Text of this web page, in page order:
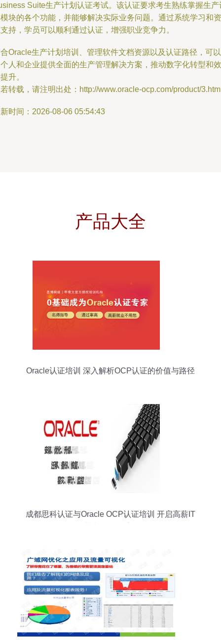
Suite生产计划认证考试。该认证要求考生熟练掌握生产
块的各个功能，并能够解决实际业务问题。通过系统学习和资
持，学员可以顺利通过认证，增强职业竞争力。
Oracle生产计划培训、管理软件文档资源以及认证路径，可以
人和企业提供全面的生产管理解决方案，推动数字化转型和效
升。
转载，请注明出处：http://www.oracle-ocp.com/product/
时间：2026-08-06 05:54:43
产品大全
Oracle认证培训 深入解析OCP认证的价值与路径
成都思科认证与Oracle OCP认证培训 开启高薪IT